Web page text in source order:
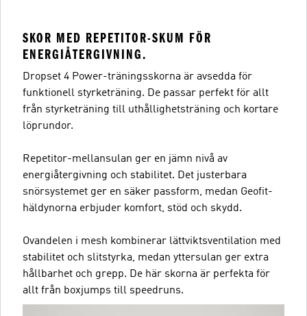
SKOR MED REPETITOR-SKUM FÖR
ENERGIÅTERGIVNING.
Dropset 4 Power-träningsskorna är avsedda för
funktionell styrketräning. De passar perfekt för allt
från styrketräning till uthållighetsträning och kortare
löprundor.
Repetitor-mellansulan ger en jämn nivå av
energiåtergivning och stabilitet. Det justerbara
snörsystemet ger en säker passform, medan Geofit-
häldynorna erbjuder komfort, stöd och skydd.
Ovandelen i mesh kombinerar lättviktsventilation med
stabilitet och slitstyrka, medan yttersulan ger extra
hållbarhet och grepp. De här skorna är perfekta för
allt från boxjumps till speedruns.